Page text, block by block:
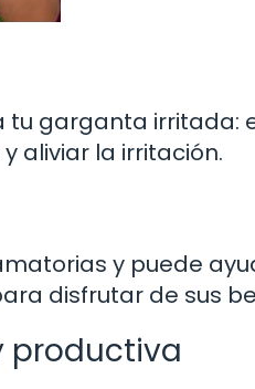
tu garganta irritada:
aliviar la irritación.
y puede
disfrutar de sus
productiva